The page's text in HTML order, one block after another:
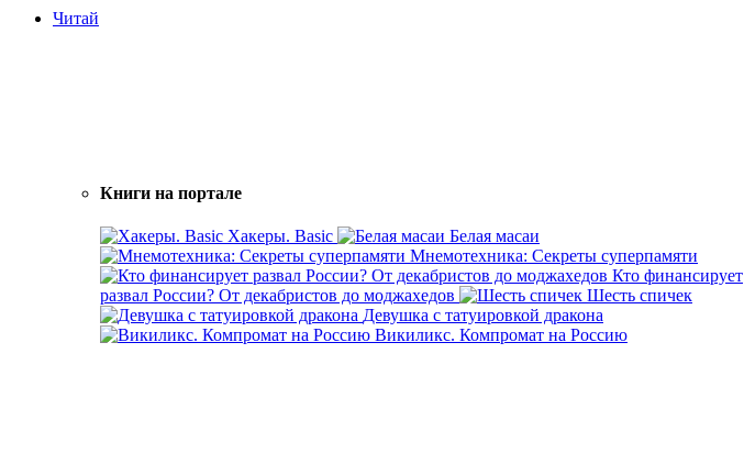
Читай
Книги на портале
Хакеры. Basic
Белая масаи
Мнемотехника: Секреты суперпамяти
Кто финансирует
развал России? От декабристов до моджахедов
Шесть спичек
Девушка с татуировкой дракона
Викиликс. Компромат на Россию